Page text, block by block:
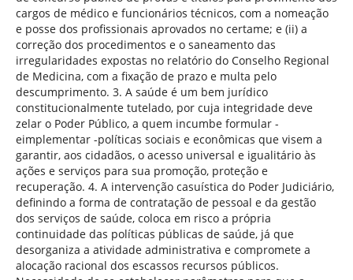
cargos de médico e funcionários técnicos, com a nomeação
e posse dos profissionais aprovados no certame; e (ii) a
correção dos procedimentos e o saneamento das
irregularidades expostas no relatório do Conselho Regional
de Medicina, com a fixação de prazo e multa pelo
descumprimento. 3. A saúde é um bem jurídico
constitucionalmente tutelado, por cuja integridade deve
zelar o Poder Público, a quem incumbe formular -
eimplementar -políticas sociais e econômicas que visem a
garantir, aos cidadãos, o acesso universal e igualitário às
ações e serviços para sua promoção, proteção e
recuperação. 4. A intervenção casuística do Poder Judiciário,
definindo a forma de contratação de pessoal e da gestão
dos serviços de saúde, coloca em risco a própria
continuidade das políticas públicas de saúde, já que
desorganiza a atividade administrativa e compromete a
alocação racional dos escassos recursos públicos.